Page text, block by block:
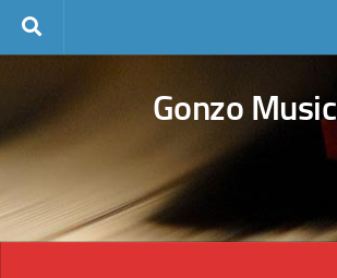
Skip to content
Gonzo Music